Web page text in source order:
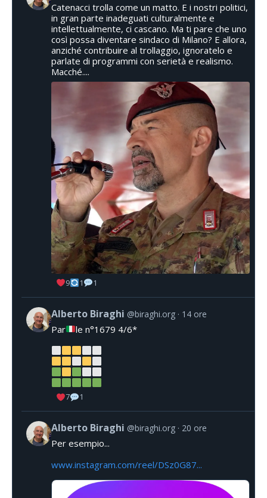
Catenacci trolla come un matto. E i nostri politici,
in gran parte inadeguati culturalmente e
intellettualmente, ci cascano. Ma ti pare che uno
così possa diventare sindaco di Milano? E allora,
anziché contribuire al trollaggio, ignoratelo e
parlate di programmi con serietà e realismo.
Macché....
9 1 1
Alberto Biraghi @biraghi.org 14 ore
Par le n°1679 4/6*
7 1
Alberto Biraghi @biraghi.org 20 ore
Per esempio...
www.instagram.com/reel/DSz0G87...